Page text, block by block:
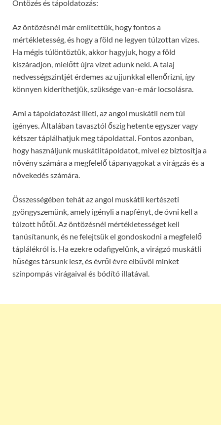
Öntözés és tápoldatozás:
Az öntözésnél már említettük, hogy fontos a
mértékletesség, és hogy a föld ne legyen túlzottan vizes.
Ha mégis túlöntöztük, akkor hagyjuk, hogy a föld
kiszáradjon, mielőtt újra vizet adunk neki. A talaj
nedvességszintjét érdemes az ujjunkkal ellenőrizni, így
könnyen kideríthetjük, szüksége van-e már locsolásra.
Ami a tápoldatozást illeti, az angol muskátli nem túl
igényes. Általában tavasztól őszig hetente egyszer vagy
kétszer táplálhatjuk meg tápoldattal. Fontos azonban,
hogy használjunk muskátlitápoldatot, mivel ez biztosítja a
növény számára a megfelelő tápanyagokat a virágzás és a
növekedés számára.
Összességében tehát az angol muskátli kertészeti
gyöngyszemünk, amely igényli a napfényt, de óvni kell a
túlzott hőtől. Az öntözésnél mértékletességet kell
tanúsítanunk, és ne felejtsük el gondoskodni a megfelelő
táplálékról is. Ha ezekre odafigyelünk, a virágzó muskátli
hűséges társunk lesz, és évről évre elbűvöl minket
színpompás virágaival és bódító illatával.